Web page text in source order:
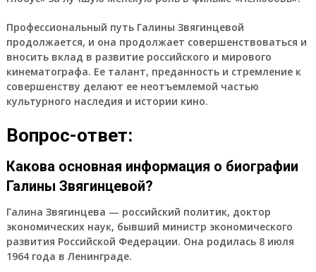
Профессиональный путь Галины Звягинцевой
продолжается, и она продолжает совершенствоваться и
вносить вклад в развитие российского и мирового
кинематографа. Ее талант, преданность и стремление к
совершенству делают ее неотъемлемой частью
культурного наследия и истории кино.
Вопрос-ответ:
Какова основная информация о биографии
Галины Звягинцевой?
Галина Звягинцева — российский политик, доктор
экономических наук, бывший министр экономического
развития Российской Федерации. Она родилась 8 июля
1964 года в Ленинграде.